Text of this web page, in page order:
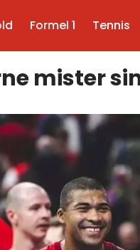
Formel 1 Tennis
mister